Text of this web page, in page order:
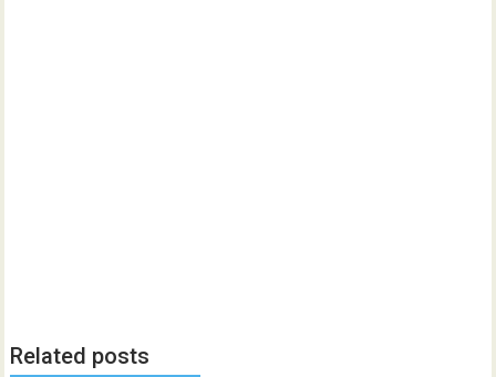
Related posts